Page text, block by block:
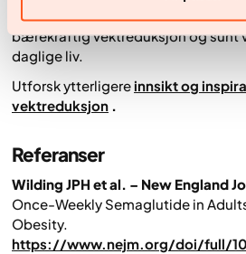
sunne livsstilsendringer og fysisk
bærekraftig vektreduksjon og sunt
daglige liv.
Utforsk ytterligere innsikt og
vektreduksjon .
Referanser
Wilding JPH et al. – New England
Once-Weekly Semaglutide in
Obesity.
https://www.nejm.org/doi/full/